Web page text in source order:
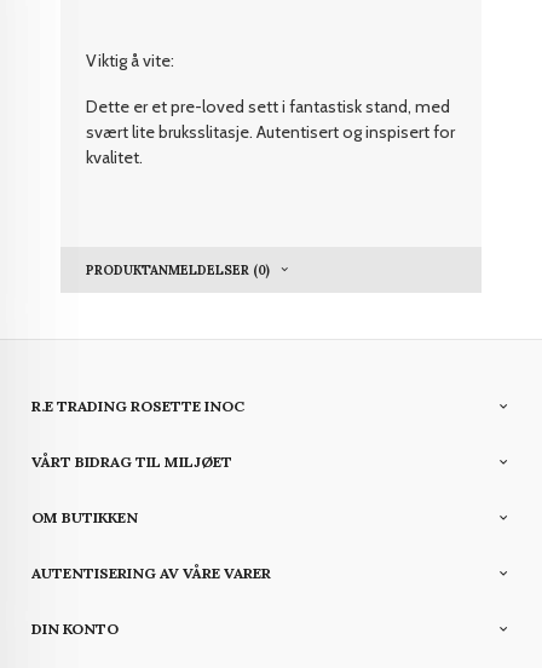
Viktig å vite:
Dette er et pre-loved sett i fantastisk stand, med
svært lite bruksslitasje. Autentisert og inspisert for
kvalitet.
PRODUKTANMELDELSER (0)
R.E TRADING ROSETTE INOC
VÅRT BIDRAG TIL MILJØET
OM BUTIKKEN
AUTENTISERING AV VÅRE VARER
DIN KONTO